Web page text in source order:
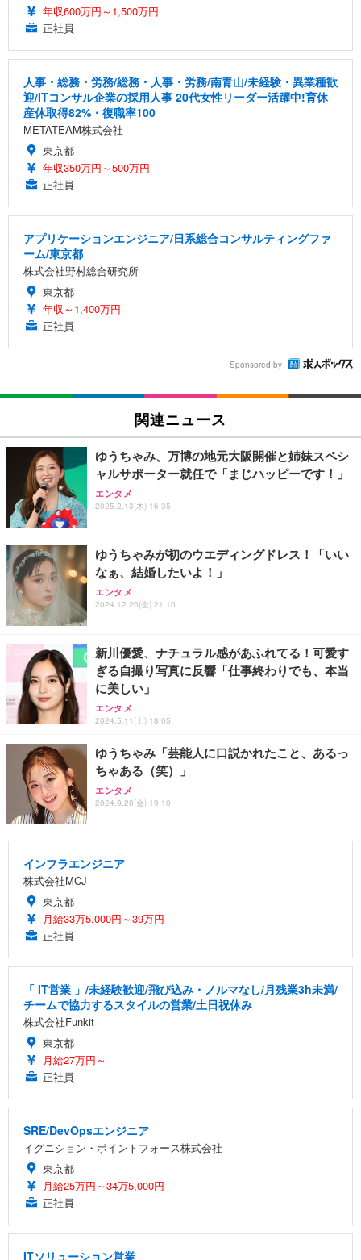
年収600万円～1,500万円
正社員
人事・総務・労務/総務・人事・労務/南青山/未経験・異業種歓
迎/ITコンサル企業の採用人事 20代女性リーダー活躍中!育休
産休取得82%・復職率100
METATEAM株式会社
東京都
年収350万円～500万円
正社員
アプリケーションエンジニア/日系総合コンサルティングファ
ーム/東京都
株式会社野村総合研究所
東京都
年収～1,400万円
正社員
Sponsored by
関連ニュース
ゆうちゃみ、万博の地元大阪開催と姉妹スペシ
ャルサポーター就任で「まじハッピーです！」
エンタメ
2025.2.13(木) 16:35
ゆうちゃみが初のウエディングドレス！「いい
なぁ、結婚したいよ！」
エンタメ
2024.12.20(金) 21:10
新川優愛、ナチュラル感があふれてる！可愛す
ぎる自撮り写真に反響「仕事終わりでも、本当
に美しい」
エンタメ
2024.5.11(土) 18:05
ゆうちゃみ「芸能人に口説かれたこと、あるっ
ちゃある（笑）」
エンタメ
2024.9.20(金) 19:10
インフラエンジニア
株式会社MCJ
東京都
月給33万5,000円～39万円
正社員
「 IT営業 」/未経験歓迎/飛び込み・ノルマなし/月残業3h未満/
チームで協力するスタイルの営業/土日祝休み
株式会社Funkit
東京都
月給27万円～
正社員
SRE/DevOpsエンジニア
イグニション・ポイントフォース株式会社
東京都
月給25万円～34万5,000円
正社員
ITソリューション営業